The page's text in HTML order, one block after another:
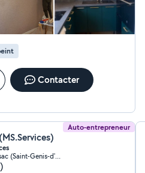
Contacter
Auto-entrepreneur
Saint-Genis-d'Hiersac (Saint-Genis-d'Hiersac)